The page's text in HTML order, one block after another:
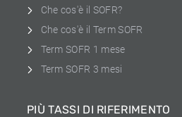
Che cos'è il SOFR?
Che cos'è il Term SOFR
Term SOFR 1 mese
Term SOFR 3 mesi
PIÙ TASSI DI RIFERIMENTO